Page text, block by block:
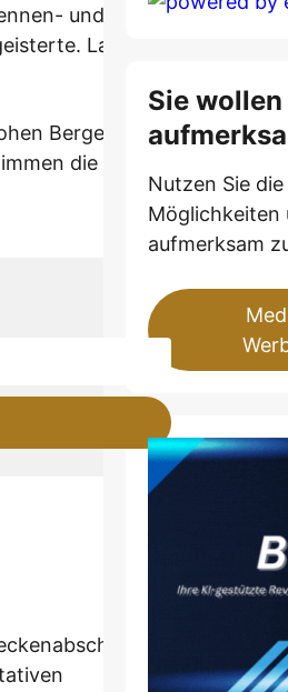
und lieben
Lassen Sie
Bergen und
die Szenerie,
Sie
Nutzen Sie
Möglichkeiten
aufmerksam